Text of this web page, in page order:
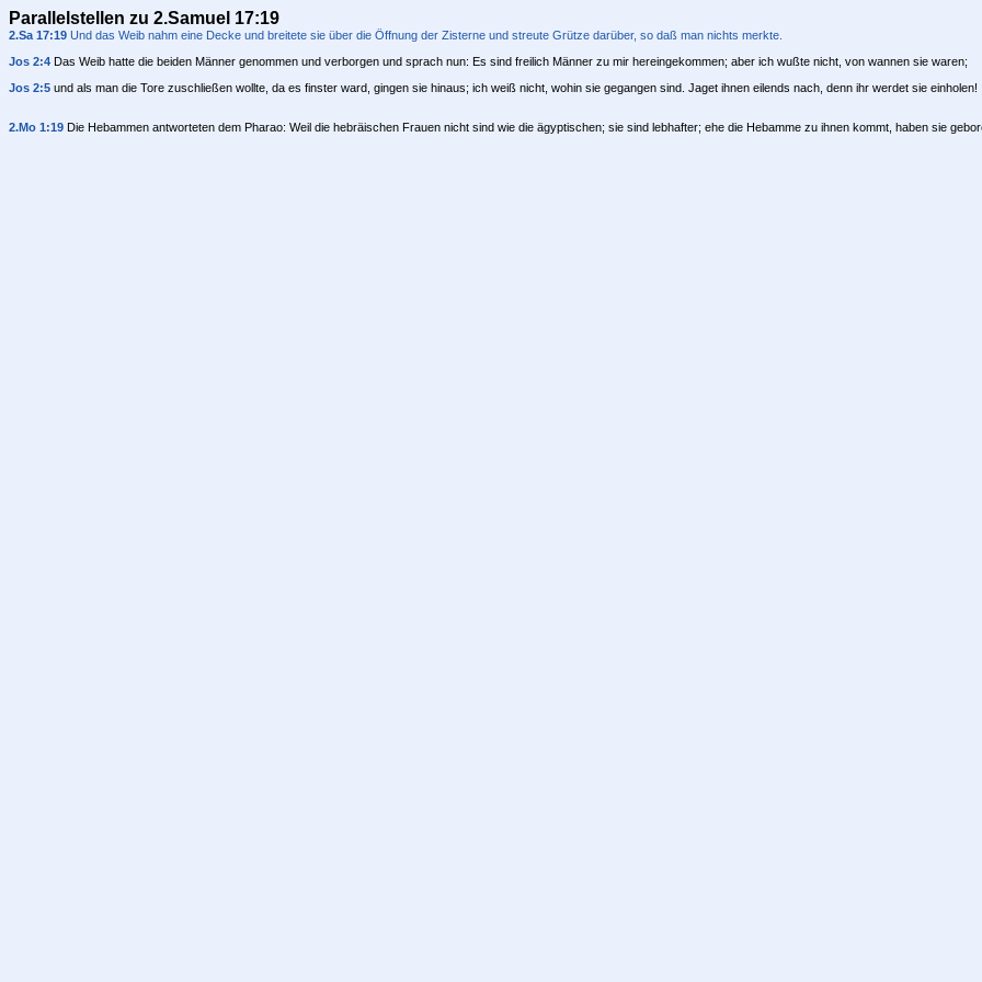
Parallelstellen zu 2.Samuel 17:19
2.Sa 17:19 Und das Weib nahm eine Decke und breitete sie über die Öffnung der Zisterne und streute Grütze darüber, so daß man nichts merkte.
Jos 2:4 Das Weib hatte die beiden Männer genommen und verborgen und sprach nun: Es sind freilich Männer zu mir hereingekommen; aber ich wußte nicht, von wannen sie waren;
Jos 2:5 und als man die Tore zuschließen wollte, da es finster ward, gingen sie hinaus; ich weiß nicht, wohin sie gegangen sind. Jaget ihnen eilends nach, denn ihr werdet sie einholen!
2.Mo 1:19 Die Hebammen antworteten dem Pharao: Weil die hebräischen Frauen nicht sind wie die ägyptischen; sie sind lebhafter; ehe die Hebamme zu ihnen kommt, haben sie